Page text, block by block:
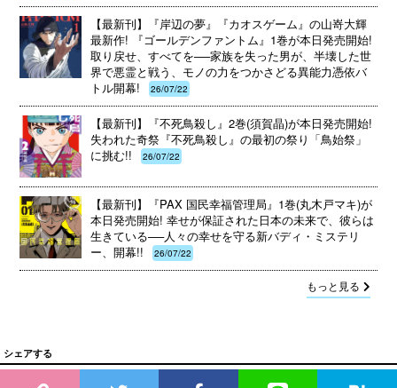
【最新刊】『岸辺の夢』『カオスゲーム』の山嵜大輝
最新作! 『ゴールデンファントム』1巻が本日発売開始!
取り戻せ、すべてを──家族を失った男が、半壊した世
界で悪霊と戦う、モノの力をつかさどる異能力憑依バ
トル開幕!
26/07/22
【最新刊】『不死鳥殺し』2巻(須賀晶)が本日発売開始!
失われた奇祭『不死鳥殺し』の最初の祭り「鳥始祭」
に挑む!!
26/07/22
【最新刊】『PAX 国民幸福管理局』1巻(丸木戸マキ)が
本日発売開始! 幸せが保証された日本の未来で、彼らは
生きている──人々の幸せを守る新バディ・ミステリ
ー、開幕!!
26/07/22
もっと見る
シェアする